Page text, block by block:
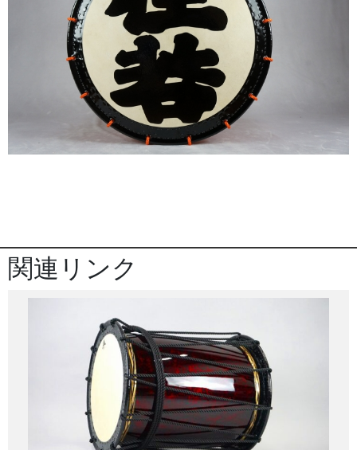
関連リンク